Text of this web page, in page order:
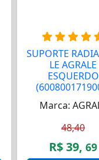
SUPORTE
LE AGRALE
ESQUERDO
Marca:
48,40
R$ 39,69